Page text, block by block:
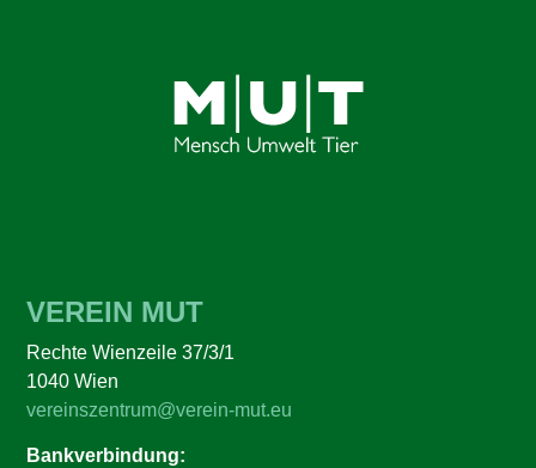
VEREIN MUT
Rechte Wienzeile 37/3/1
1040 Wien
vereinszentrum@verein-mut.eu
Bankverbindung: